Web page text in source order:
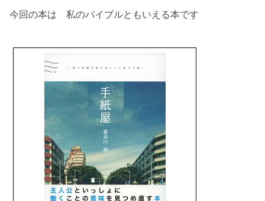
今回の本は 私のバイブルともいえる本です